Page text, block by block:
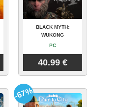
BLACK MYTH:
WUKONG
PC
40.99 €
-67%